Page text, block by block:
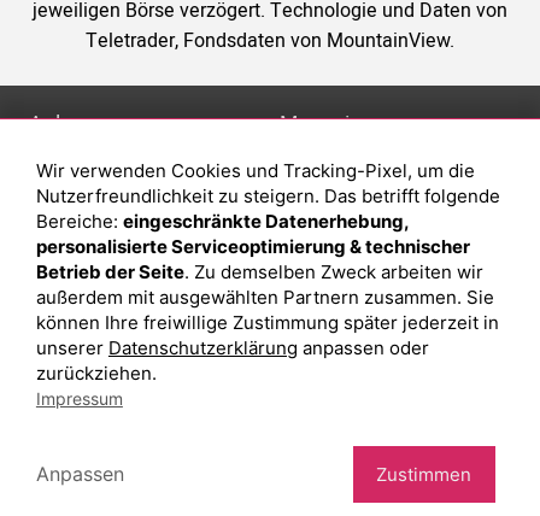
jeweiligen Börse verzögert. Technologie und Daten von
Teletrader, Fondsdaten von MountainView.
Anlage
Depot eröffnen
Depot vergleichen
Junior Depot
Top-Seller-Fonds
Top-Fonds
Fonds-Suche
Magazin
Was sind sind ETFs?
Sparplan Vorteile
Was ist ein Fonds?
Datenschutzerklärung
Wir verwenden Cookies und Tracking-Pixel, um die
Nutzerfreundlichkeit zu steigern. Das betrifft folgende
Bereiche: eingeschränkte Datenerhebung,
personalisierte Serviceoptimierung & technischer
Betrieb der Seite. Zu demselben Zweck arbeiten wir
außerdem mit ausgewählten Partnern zusammen. Sie
können Ihre freiwillige Zustimmung später jederzeit in
unserer Datenschutzerklärung anpassen oder
zurückziehen.
Impressum
Anpassen Zustimmen